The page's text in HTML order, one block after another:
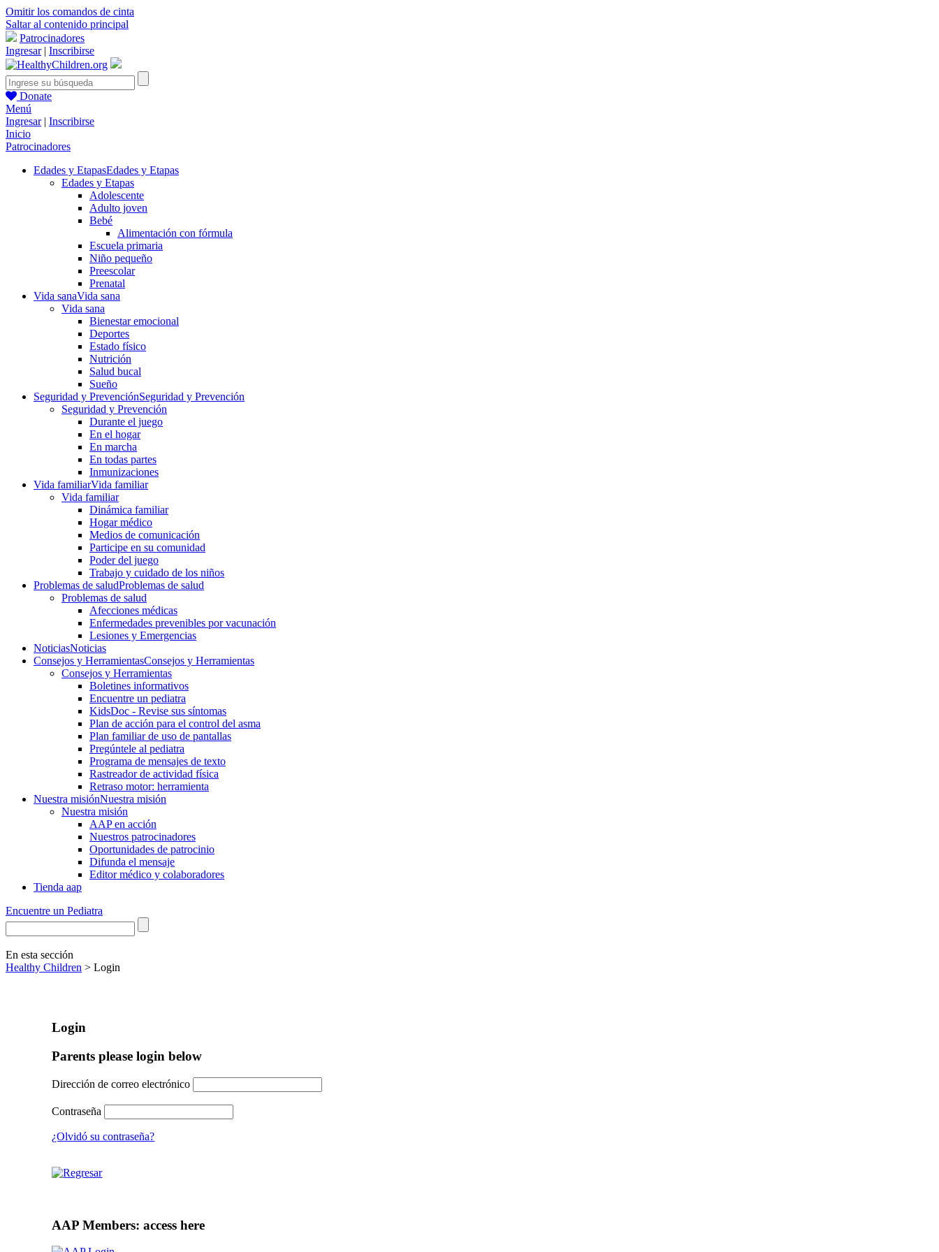
Omitir los comandos de cinta
Saltar al contenido principal
Patrocinadores
Ingresar| Inscribirse
Donate
Menú
Ingresar| Inscribirse
Inicio
Patrocinadores
Edades y EtapasEdades y Etapas
Edades y Etapas
Adolescente
Adulto joven
Bebé
Alimentación con fórmula
Escuela primaria
Niño pequeño
Preescolar
Prenatal
Vida sanaVida sana
Vida sana
Bienestar emocional
Deportes
Estado físico
Nutrición
Salud bucal
Sueño
Seguridad y PrevenciónSeguridad y Prevención
Seguridad y Prevención
Durante el juego
En el hogar
En marcha
En todas partes
Inmunizaciones
Vida familiarVida familiar
Vida familiar
Dinámica familiar
Hogar médico
Medios de comunicación
Participe en su comunidad
Poder del juego
Trabajo y cuidado de los niños
Problemas de saludProblemas de salud
Problemas de salud
Afecciones médicas
Enfermedades prevenibles por vacunación
Lesiones y Emergencias
NoticiasNoticias
Consejos y HerramientasConsejos y Herramientas
Consejos y Herramientas
Boletines informativos
Encuentre un pediatra
KidsDoc - Revise sus síntomas
Plan de acción para el control del asma
Plan familiar de uso de pantallas
Pregúntele al pediatra
Programa de mensajes de texto
Rastre​​ador de activida​d física
Retraso motor: herramienta
Nuestra misiónNuestra misión
Nuestra misión
AAP en acción
Nuestros patrocinadores
Oportunidades de patrocinio
Difunda el mensaje
Editor médico y colaboradores
Tienda aap
Encuentre un Pediatra
En esta sección
Healthy Children > Login
Login
Parents please login below
Dirección de correo electrónico
Contraseña
¿Olvidó su contraseña?
AAP Members: access here